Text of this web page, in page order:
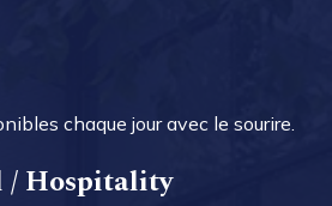
chaque jour avec le sourire.
/ Hospitality